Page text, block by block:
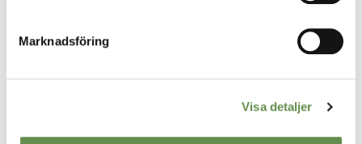
Marknadsföring
Visa detaljer